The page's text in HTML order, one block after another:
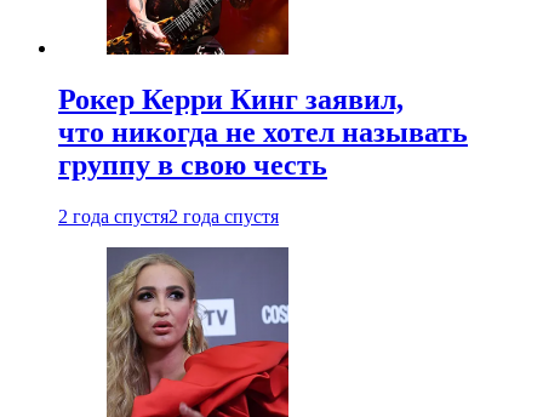
Рокер Керри Кинг заявил,
что никогда не хотел называть
группу в свою честь
2 года спустя2 года спустя